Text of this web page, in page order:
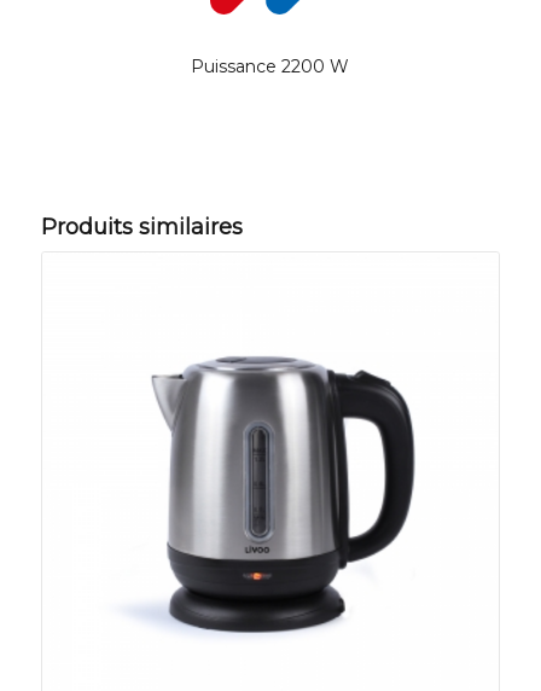
Puissance 2200 W
Produits similaires